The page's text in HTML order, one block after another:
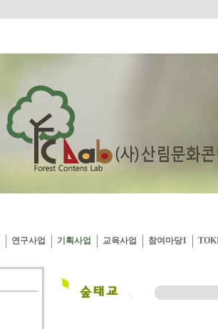
연구사업 기획사업 교육사업 참여마당1